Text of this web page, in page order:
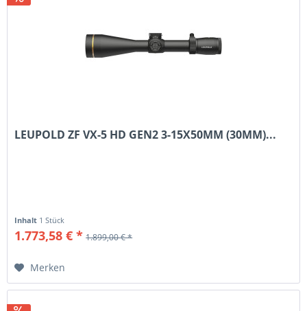
LEUPOLD ZF VX-5 HD GEN2 3-15X50MM (30MM)...
Inhalt 1 Stück
1.773,58 € * 1.899,00 € *
Merken